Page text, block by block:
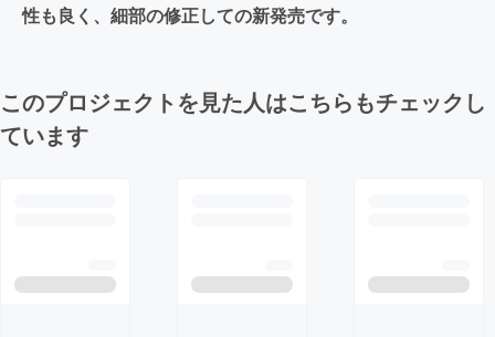
性も良く、細部の修正しての新発売です。
このプロジェクトを見た人はこちらもチェックし
ています